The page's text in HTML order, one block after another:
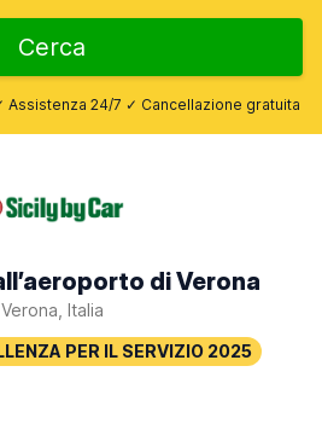
Cerca
24/7 ✓ Cancellazione gratuita
di Verona
Verona, Italia